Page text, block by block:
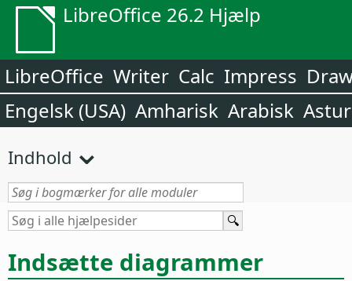
LibreOffice 26.2 Hjælp
LibreOffice Writer Calc Impress
Engelsk (USA) Amharisk Arabisk
Indhold
Indsætte diagrammer